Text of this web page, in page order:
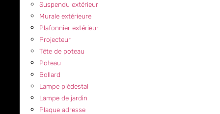
Suspendu extérieur
Murale extérieure
Plafonnier extérieur
Projecteur
Tête de poteau
Poteau
Bollard
Lampe piédestal
Lampe de jardin
Plaque adresse